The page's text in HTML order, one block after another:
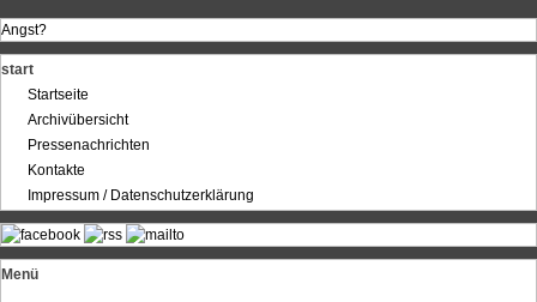
Angst?
start
Startseite
Archivübersicht
Pressenachrichten
Kontakte
Impressum / Datenschutzerklärung
Menü